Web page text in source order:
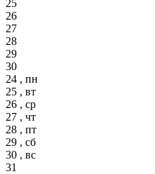
25
26
27
28
29
30
24 , пн
25 , вт
26 , ср
27 , чт
28 , пт
29 , сб
30 , вс
31